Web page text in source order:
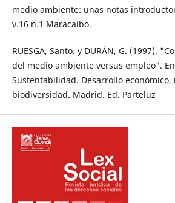
medio ambiente: unas notas
v.16 n.1 Maracaibo.
RUESGA, Santo. y DURÁN, G. (1997).
del medio ambiente versus empleo".
Sustentabilidad. Desarrollo
biodiversidad. Madrid. Ed. Parteluz